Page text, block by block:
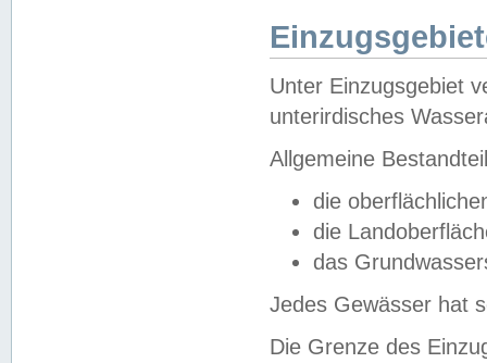
Unter Einzugsgebiet
unterirdisches
Allgemeine
die
die
das
Jedes Gewässer hat
Die Grenze des